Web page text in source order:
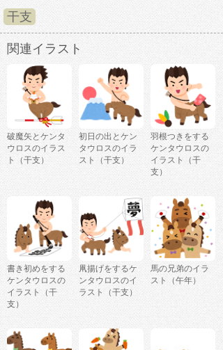
干支
関連イラスト
破魔矢とケンタ
ウロスのイラス
ト（干支）
初日の出とケン
タウロスのイラ
スト（干支）
羽根つきをする
ケンタウロスの
イラスト（干
支）
書き初めをする
ケンタウロスの
イラスト（干
支）
凧揚げをするケ
ンタウロスのイ
ラスト（干支）
馬の兄弟のイラ
スト（午年）